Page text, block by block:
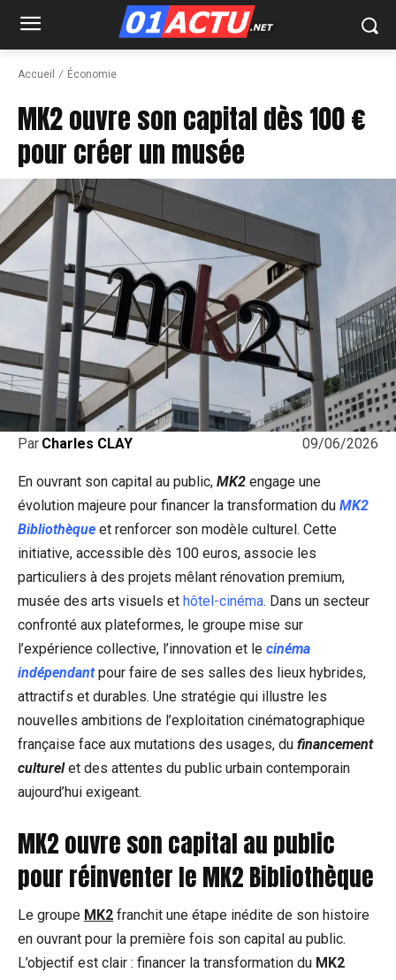
Accueil Économie
MK2 ouvre son capital dès 100 €
pour créer un musée
09/06/2026
Par Charles CLAY
En ouvrant son capital au public, MK2 engage une
évolution majeure pour financer la transformation du MK2
Bibliothèque et renforcer son modèle culturel. Cette
initiative, accessible dès 100 euros, associe les
particuliers à des projets mêlant rénovation premium,
musée des arts visuels et hôtel-cinéma. Dans un secteur
confronté aux plateformes, le groupe mise sur
l’expérience collective, l’innovation et le cinéma
indépendantpour faire de ses salles des lieux hybrides,
attractifs et durables. Une stratégie qui illustre les
nouvelles ambitions de l’exploitation cinématographique
française face aux mutations des usages, du financement
culturelet des attentes du public urbain contemporain
aujourd’hui exigeant.
MK2 ouvre son capital au public
pour réinventer le MK2 Bibliothèque
Le groupe MK2 franchit une étape inédite de son histoire
en ouvrant pour la première fois son capital au public.
L’objectif est clair : financer la transformation du MK2